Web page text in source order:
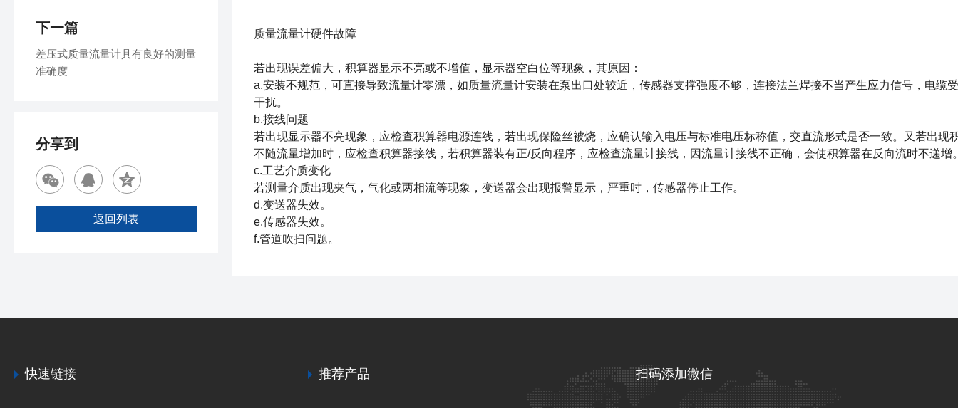
质量流量计硬件故障
若出现误差偏大，积算器显示不亮或不增值，显示器空白位等现象，其原因：
a.安装不规范，可直接导致流量计零漂，如质量流量计安装在泵出口处较近，传感器支撑强度不够，连接法兰焊接不当产生应力信号，电缆
干扰。
b.接线问题
若出现显示器不亮现象，应检查积算器电源连线，若出现保险丝被烧，应确认输入电压与标准电压标称值，交直流形式是否一致。又若出现
不随流量增加时，应检查积算器接线，若积算器装有正/反向程序，应检查流量计接线，因流量计接线不正确，会使积算器在反向流时不递增
c.工艺介质变化
若测量介质出现夹气，气化或两相流等现象，变送器会出现报警显示，严重时，传感器停止工作。
d.变送器失效。
e.传感器失效。
f.管道吹扫问题。
下一篇
差压式质量流量计具有良好的测量
准确度
分享到
返回列表
快速链接 推荐产品 扫码添加微信